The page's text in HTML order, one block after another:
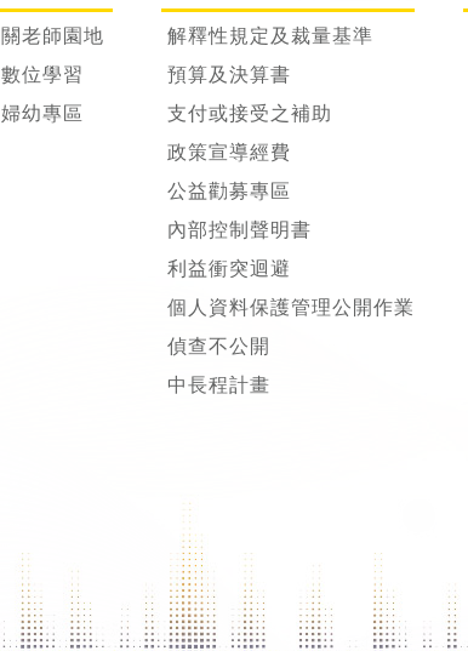
關老師園地
數位學習
婦幼專區
解釋性規定及裁量基準
預算及決算書
支付或接受之補助
政策宣導經費
公益勸募專區
內部控制聲明書
利益衝突迴避
個人資料保護管理公開作業
偵查不公開
中長程計畫